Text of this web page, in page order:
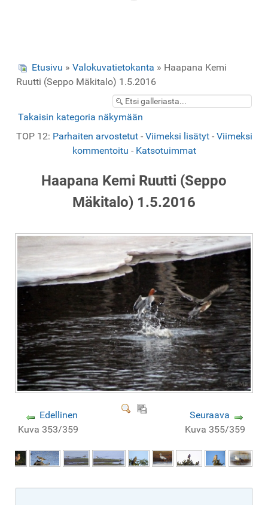
Etusivu » Valokuvatietokanta » Haapana Kemi
Ruutti (Seppo Mäkitalo) 1.5.2016
Takaisin kategoria näkymään
TOP 12: Parhaiten arvostetut- Viimeksi lisätyt- Viimeksi
kommentoitu - Katsotuimmat
Haapana Kemi Ruutti (Seppo
Mäkitalo) 1.5.2016
Edellinen
Kuva 353/359
Seuraava
Kuva 355/359